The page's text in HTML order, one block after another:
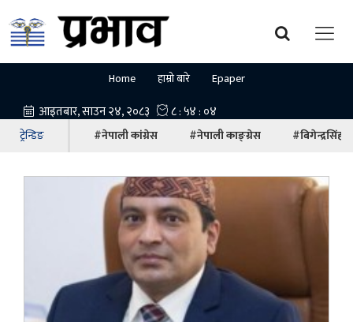
Home हाम्रो बारे Epaper
ट्रेन्डिङ #नेपाली कांग्रेस #नेपाली काङ्ग्रेस #बिगेन्द्रसिंह